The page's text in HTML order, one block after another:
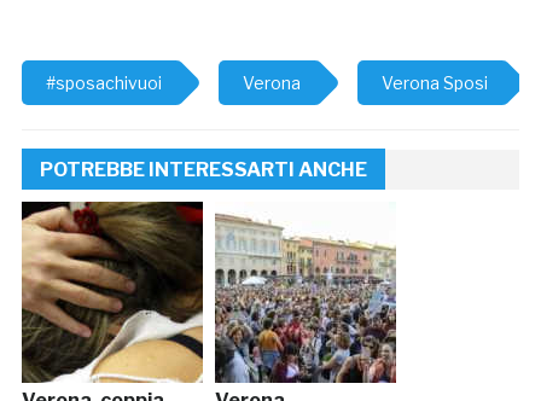
#sposachivuoi Verona Verona Sposi
POTREBBE INTERESSARTI ANCHE